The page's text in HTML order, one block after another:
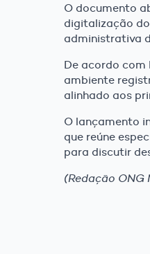
O documento
digitalização
administrativa
De acordo com
ambiente
alinhado aos
O lançamento
que reúne
para discutir
(Redação ONG